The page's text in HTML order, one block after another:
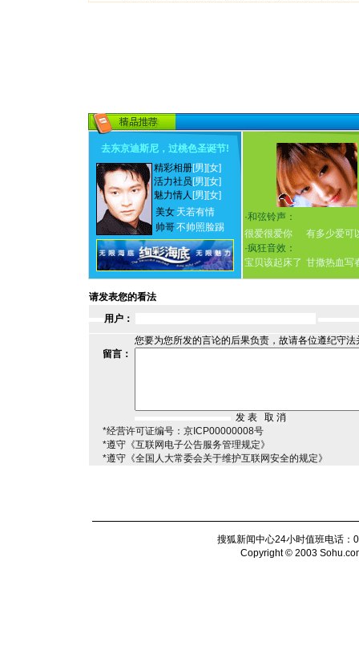
去东京迪斯尼，过桃色圣诞节!
精彩相册[男] [女]
活力社员 [男] [女]
魅力情人 [男] [女]
美女 天若有情
帅哥不帅照脸踢
·和弦铃声：
很爱很爱你
有多少爱可
·疯狂音效：
宝贝该起床了 甘撒热血写
请发表您的看法
用户：
您要为您所发的言论的后果负责，故请各位遵纪守
留言：
*经营许可证编号：京ICP00000008号
*遵守《互联网电子公告服务管理规定》
*遵守《全国人大常委会关于维护互联网安全的规定》
搜狐新闻中心24小时值班电话
Copyright © 2003